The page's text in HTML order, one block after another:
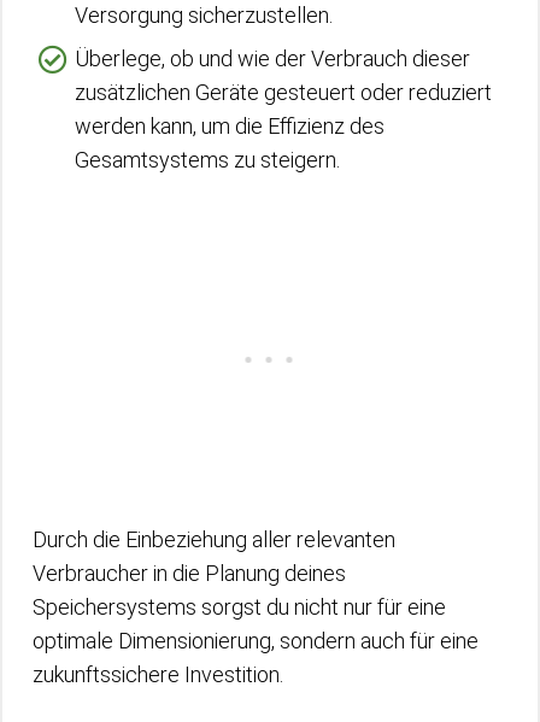
Versorgung sicherzustellen.
Überlege, ob und wie der Verbrauch dieser
zusätzlichen Geräte gesteuert oder reduziert
werden kann, um die Effizienz des
Gesamtsystems zu steigern.
Durch die Einbeziehung aller relevanten
Verbraucher in die Planung deines
Speichersystems sorgst du nicht nur für eine
optimale Dimensionierung, sondern auch für eine
zukunftssichere Investition.